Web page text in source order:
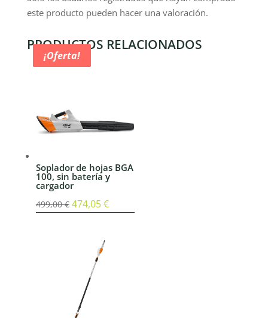
este producto pueden hacer una valoración.
PRODUCTOS RELACIONADOS
¡Oferta!
Soplador de hojas BGA
100, sin batería y
cargador
499,00€ El
499,00 €.
474,05€El
¡Oferta!
¡Oferta!
¡Oferta!